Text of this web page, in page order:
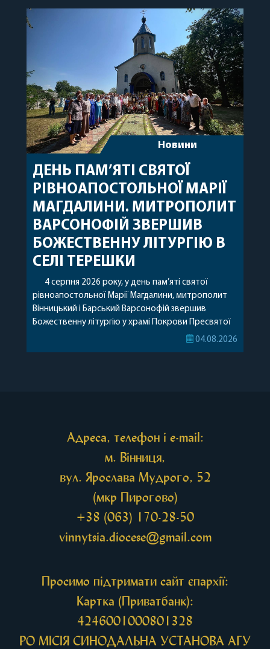
священному сані. Під час богослужіння підносилися
особливі молитви за мир в Україні, за воїнів, які
Новини
ДЕНЬ ПАМ’ЯТІ СВЯТОЇ
РІВНОАПОСТОЛЬНОЇ МАРІЇ
МАГДАЛИНИ. МИТРОПОЛИТ
ВАРСОНОФІЙ ЗВЕРШИВ
БОЖЕСТВЕННУ ЛІТУРГІЮ В
СЕЛІ ТЕРЕШКИ
4 серпня 2026 року, у день пам’яті святої
рівноапостольної Марії Магдалини, митрополит
Вінницький і Барський Варсонофій звершив
Божественну літургію у храмі Покрови Пресвятої
Богородиці села Терешки Барського благочиння.
04.08.2026
Адреса, телефон і e-mail:
м. Вінниця,
вул. Ярослава Мудрого, 52
(мкр Пирогово)
+38 (063) 170-28-50
vinnytsia.diocese@gmail.com
Просимо підтримати сайт єпархії:
Картка (Приватбанк):
4246001000801328
РО МIСIЯ СИНОДАЛЬНА УСТАНОВА АГУ